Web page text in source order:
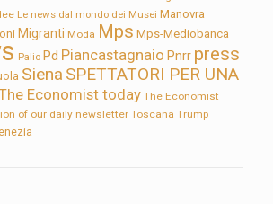
Le news dal mondo dei Musei Manovra
Migranti Moda Mps Mps-Mediobanca
Palio Pd Piancastagnaio Pnrr press
Siena SPETTATORI PER UNA
Economist today The Economist
of our daily newsletter Toscana Trump